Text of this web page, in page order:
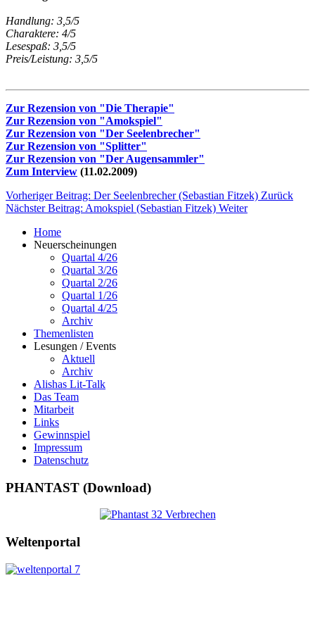
Handlung: 3,5/5
Charaktere: 4/5
Lesespaß: 3,5/5
Preis/Leistung: 3,5/5
Zur Rezension von "Die Therapie"
Zur Rezension von "Amokspiel"
Zur Rezension von "Der Seelenbrecher"
Zur Rezension von "Splitter"
Zur Rezension von "Der Augensammler"
Zum Interview (11.02.2009)
Vorheriger Beitrag: Der Seelenbrecher (Sebastian Fitzek) Zurück
Nächster Beitrag: Amokspiel (Sebastian Fitzek) Weiter
Home
Neuerscheinungen
Quartal 4/26
Quartal 3/26
Quartal 2/26
Quartal 1/26
Quartal 4/25
Archiv
Themenlisten
Lesungen / Events
Aktuell
Archiv
Alishas Lit-Talk
Das Team
Mitarbeit
Links
Gewinnspiel
Impressum
Datenschutz
PHANTAST (Download)
Weltenportal